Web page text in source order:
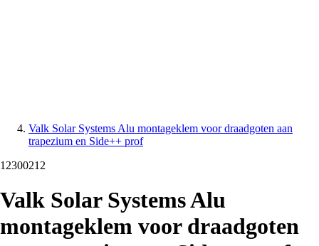
Valk Solar Systems Alu montageklem voor draadgoten aan
trapezium en Side++ prof
12300212
Valk Solar Systems Alu
montageklem voor draadgoten